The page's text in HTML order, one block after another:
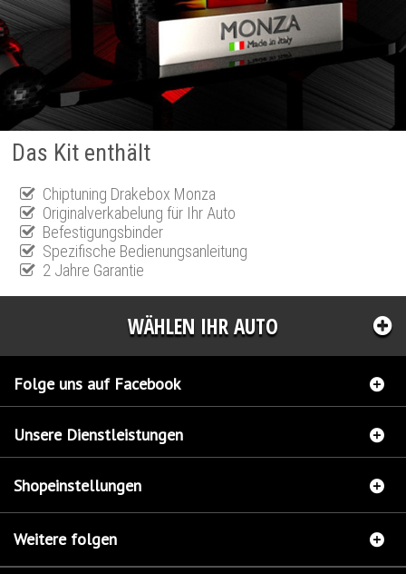
Das Kit enthält
Chiptuning Drakebox Monza
Originalverkabelung für Ihr Auto
Befestigungsbinder
Spezifische Bedienungsanleitung
2 Jahre Garantie
WÄHLEN IHR AUTO
Folge uns auf Facebook
Unsere Dienstleistungen
Shopeinstellungen
Weitere folgen